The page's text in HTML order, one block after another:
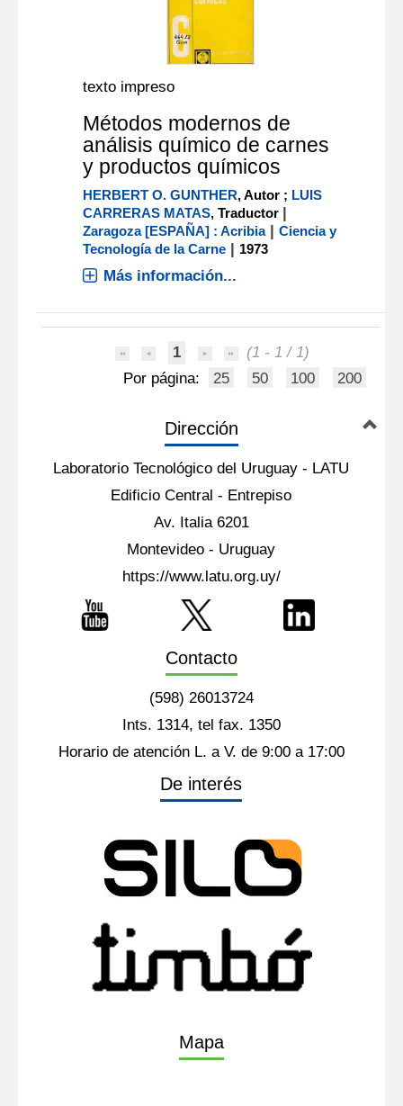
texto impreso
Métodos modernos de
análisis químico de carnes
y productos químicos
HERBERT O. GUNTHER, Autor ; LUIS
CARRERAS MATAS, Traductor |
Zaragoza [ESPAÑA] : Acribia|Ciencia y
Tecnología de la Carne | 1973
Más información...
1
(1 - 1 / 1)
Por página:
25 50 100 200
Dirección
Laboratorio Tecnológico del Uruguay - LATU
Edificio Central - Entrepiso
Av. Italia 6201
Montevideo - Uruguay
https://www.latu.org.uy/
Contacto
(598) 26013724
Ints. 1314, tel fax. 1350
Horario de atención L. a V. de 9:00 a 17:00
De interés
Mapa